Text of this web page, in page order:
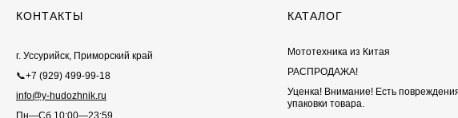
КОНТАКТЫ
г. Уссурийск, Приморский край
📞+7 (929) 499-99-18
info@y-hudozhnik.ru
Пн—Сб 10:00—23:59
КАТАЛОГ
Мототехника из Китая
РАСПРОДАЖА!
Уценка! Внимание! Есть
упаковки товара.